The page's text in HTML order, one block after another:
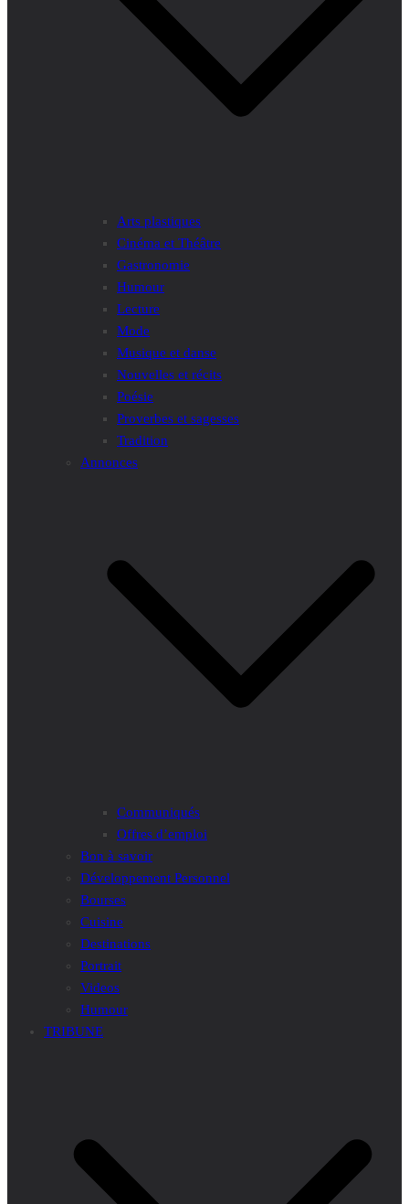
Arts plastiques
Cinéma et Théâtre
Gastronomie
Humour
Lecture
Mode
Musique et danse
Nouvelles et récits
Poésie
Proverbes et sagesses
Tradition
Annonces
Communiqués
Offres d’emploi
Bon à savoir
Développement Personnel
Bourses
Cuisine
Destinations
Portrait
Videos
Humour
TRIBUNE